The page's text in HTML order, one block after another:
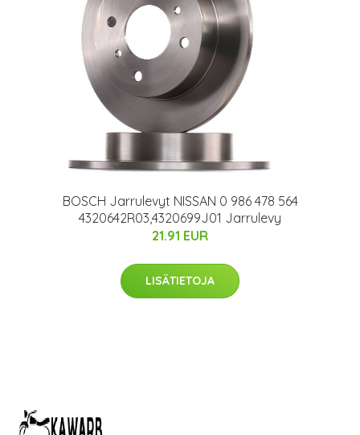
BOSCH Jarrulevyt NISSAN 0 986 478 564
4320642R03,4320699J01 Jarrulevy
21.91 EUR
LISÄTIETOJA